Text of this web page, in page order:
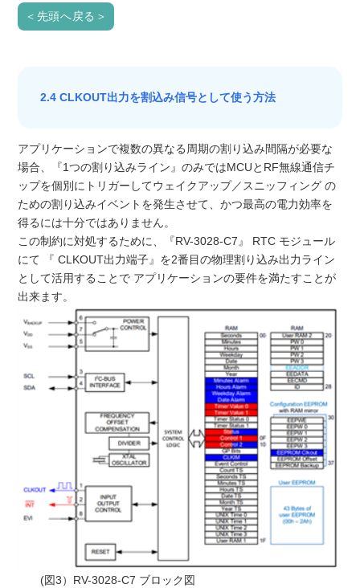
＜先頭へ戻る＞
2.4 CLKOUT出力を割込み信号として使う方法
アプリケーションで複数の異なる周期の割り込み間隔が必要な
場合、『1つの割り込みライン』のみではMCUとRF無線通信チ
ップを個別にトリガーしてウェイクアップ／スニッフィング の
ための割り込みイベントを発生させて、かつ最高の電力効率を
得るには十分ではありません。
この制約に対処するために、『RV-3028-C7』 RTC モジュール
にて 『 CLKOUT出力端子』を2番目の物理割り込み出力ライン
として活用することで アプリケーションの要件を満たすことが
出来ます。
(図3）RV-3028-C7 ブロック図